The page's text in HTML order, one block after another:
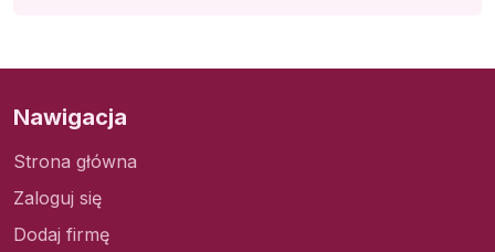
Nawigacja
Strona główna
Zaloguj się
Dodaj firmę